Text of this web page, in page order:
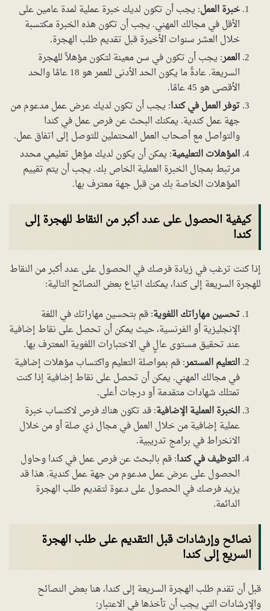
خبرة العمل: يجب أن تكون لديك خبرة عملية لمدة عامين على
الأقل في مجالك المهني. يجب أن تكون هذه الخبرة مكتسبة
خلال العشر سنوات الأخيرة قبل تقديم طلب الهجرة.
العمر: يجب أن تكون في سن معينة لتكون مؤهلاً للهجرة
السريعة. عادةً ما يكون الحد الأدنى للعمر هو 18 عامًا والحد
الأقصى هو 45 عامًا.
توفر العمل في كندا: يجب أن تكون لديك عرض عمل مدعوم من
جهة عمل كندية. يمكنك البحث عن فرص عمل في كندا
والتواصل مع أصحاب العمل المحتملين للتوصل إلى اتفاق عمل.
المؤهلات التعليمية: يمكن أن يكون لديك مؤهل تعليمي محدد
مرتبط بمجال الخبرة العملية الخاص بك. يجب أن يتم تقييم
المؤهلات الخاصة بك من قبل جهة معترف بها.
كيفية الحصول على عدد أكبر من النقاط للهجرة إلى
كندا
إذا كنت ترغب في زيادة فرصك في الحصول على عدد أكبر من النقاط
للهجرة السريعة إلى كندا، يمكنك اتباع بعض النصائح التالية:
تحسين مهاراتك اللغوية: قم بتحسين مهاراتك في اللغة
الإنجليزية أو الفرنسية، حيث يمكن أن تحصل على نقاط إضافية
عند تحقيق مستوى عالٍ في الاختبارات اللغوية المعترف بها.
التعليم المستمر: قم بمواصلة التعليم واكتساب مؤهلات إضافية
في مجالك المهني. يمكن أن تحصل على نقاط إضافية إذا كنت
تمتلك شهادات متقدمة أو درجات أعلى.
الخبرة العملية الإضافية: قد تكون هناك فرص لاكتساب خبرة
عملية إضافية من خلال العمل في مجال ذي صلة أو من خلال
الانخراط في برامج تدريبية.
التوظيف في كندا: قم بالبحث عن فرص عمل في كندا وحاول
الحصول على عرض عمل مدعوم من جهة عمل كندية. هذا قد
يزيد فرصك في الحصول على دعوة لتقديم طلب الهجرة
الدائمة.
نصائح وإرشادات قبل التقديم على طلب الهجرة
السريع إلى كندا
قبل أن تقدم طلب الهجرة السريعة إلى كندا، هنا بعض النصائح
والإرشادات التي يجب أن تأخذها في الاعتبار: